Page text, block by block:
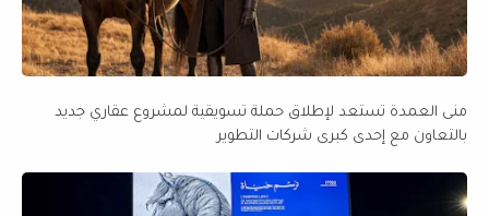
منى العمدة تستعد لإطلاق حملة تسويقية لمشروع عقاري جديد
بالتعاون مع إحدى كبرى شركات التطوير